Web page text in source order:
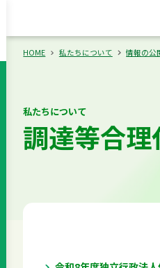
HOME 私たちについて 情報の公
私たちについて
調達等合理